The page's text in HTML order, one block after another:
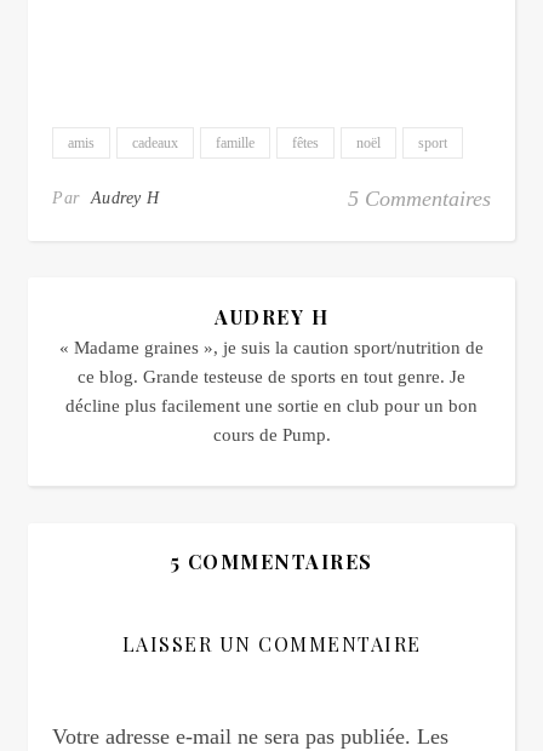
amis cadeaux famille fêtes noël sport
Par Audrey H 5 Commentaires
AUDREY H
« Madame graines », je suis la caution sport/nutrition de
ce blog. Grande testeuse de sports en tout genre. Je
décline plus facilement une sortie en club pour un bon
cours de Pump.
5 COMMENTAIRES
LAISSER UN COMMENTAIRE
Votre adresse e-mail ne sera pas publiée. Les